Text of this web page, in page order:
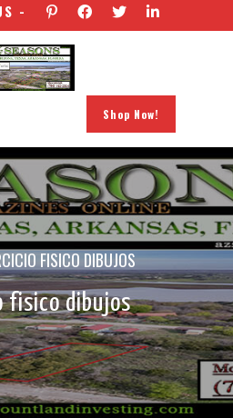
-
Shop Now!
FISICO DIBUJOS
fisico dibujos